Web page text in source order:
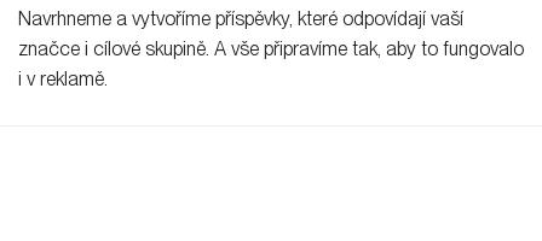
Navrhneme a vytvoříme příspěvky, které odpovídají vaší
značce i cílové skupině. A vše připravíme tak, aby to fungovalo
i v reklamě.